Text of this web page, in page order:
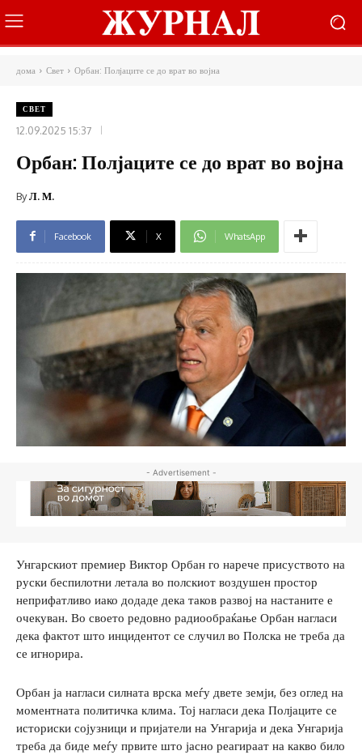
дома Свет Орбан: Полјаците се до врат во војна
СВЕТ
12.09.2025 15:37
Орбан: Полјаците се до врат во војна
ByЛ. М.
Facebook X WhatsApp
- Advertisement -
Унгарскиот премиер Виктор Орбан го нарече присуството на
руски беспилотни летала во полскиот воздушен простор
неприфатливо иако додаде дека таков развој на настаните е
очекуван. Во своето редовно радиообраќање Орбан нагласи
дека фактот што инцидентот се случил во Полска не треба да
се игнорира.
Орбан ја нагласи силната врска меѓу двете земји, без оглед на
моментната политичка клима. Тој нагласи дека Полјаците се
историски сојузници и пријатели на Унгарија и дека Унгарија
треба да биде меѓу првите што јасно реагираат на какво било